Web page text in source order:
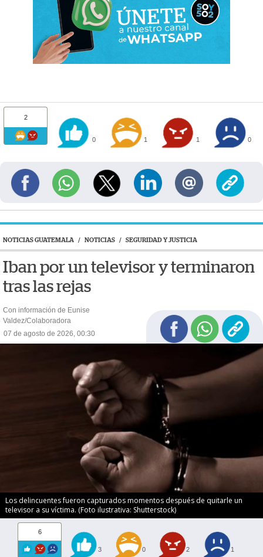
2
0 1 1 0
NOTICIAS GUATEMALA / NOTICIAS / SEGURIDAD Y JUSTICIA
Iban por un televisor y terminaron
tras las rejas
Con información de Eunise
Valdez/Colaboradora
07 de agosto de 2026, 00:30
Los delincuentes fueron capturados momentos después de quitarle un
televisor a su víctima. (Foto ilustrativa: Shutterstock)
6
3 0 2 1